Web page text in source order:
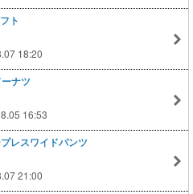
ト
18:20
ナツ
16:53
レスワイドパンツ
21:00